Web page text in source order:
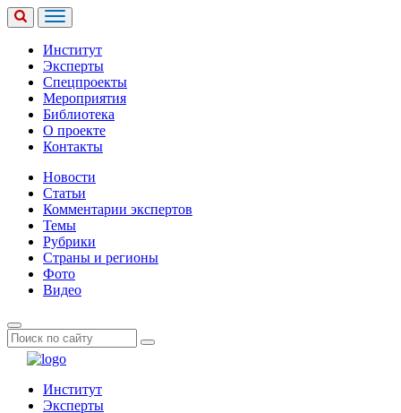
Институт
Эксперты
Спецпроекты
Мероприятия
Библиотека
О проекте
Контакты
Новости
Статьи
Комментарии экспертов
Темы
Рубрики
Страны и регионы
Фото
Видео
Институт
Эксперты